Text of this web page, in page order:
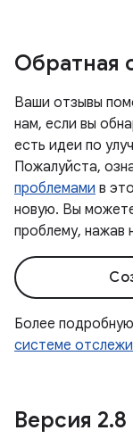
Обратная
Ваши отзывы
нам, если вы
есть идеи по
Пожалуйста,
проблемами в
новую. Вы
проблему, нажав
Более
системе
Версия 2.8